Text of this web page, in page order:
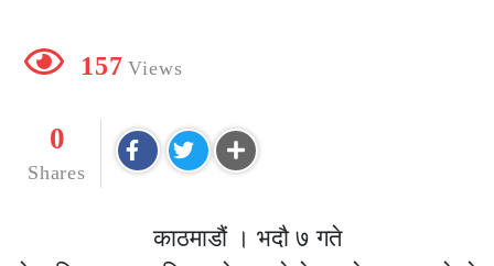
157 Views
0
Shares
काठमाडौं । भदौ ७ गते